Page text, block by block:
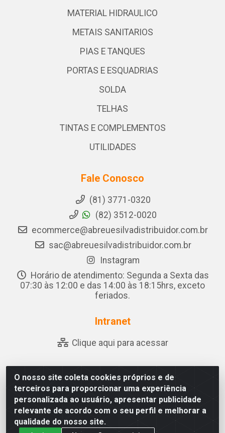
O nosso site coleta cookies próprios e de
terceiros para proporcionar uma experiência
personalizada ao usuário, apresentar publicidade
relevante de acordo com o seu perfil e melhorar a
qualidade do nosso site.
MATERIAL HIDRAULICO
METAIS SANITARIOS
PIAS E TANQUES
PORTAS E ESQUADRIAS
SOLDA
TELHAS
TINTAS E COMPLEMENTOS
UTILIDADES
Fale Conosco
(81) 3771-0320
(82) 3512-0020
ecommerce@abreuesilvadistribuidor.com.br
sac@abreuesilvadistribuidor.com.br
Instagram
Horário de atendimento: Segunda a Sexta das
07:30 às 12:00 e das 14:00 às 18:15hrs, exceto
feriados.
Intranet
Clique aqui para acessar
Abreu & Silva - Rua Padre Jose de Souza Leite, 265 - Ariado,
Olho D'Água das Flores/AL - CEP 57.442-000 - CNPJ
04.790.656/0001-06